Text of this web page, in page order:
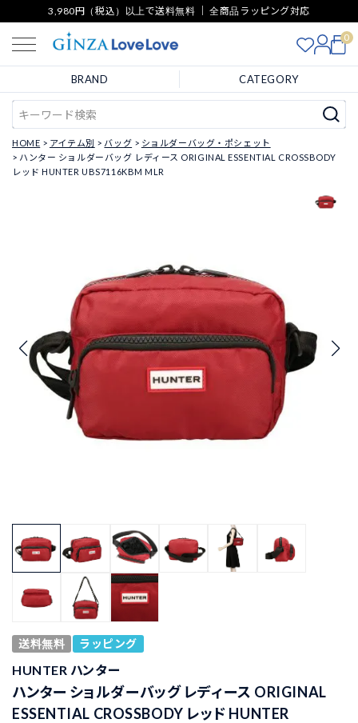
3,980円（税込）以上で送料無料 ｜ 全商品ラッピング対応
0
BRAND CATEGORY
HOME アイテム別 バッグ
ショルダーバッグ・ポシェット
ハンター ショルダーバッグ レディース ORIGINAL ESSENTIAL CROSSBODY
レッド HUNTER UBS7116KBM MLR
送料無料 ラッピング
HUNTER ハンター
ハンター ショルダーバッグ レディース ORIGINAL
ESSENTIAL CROSSBODY レッド HUNTER